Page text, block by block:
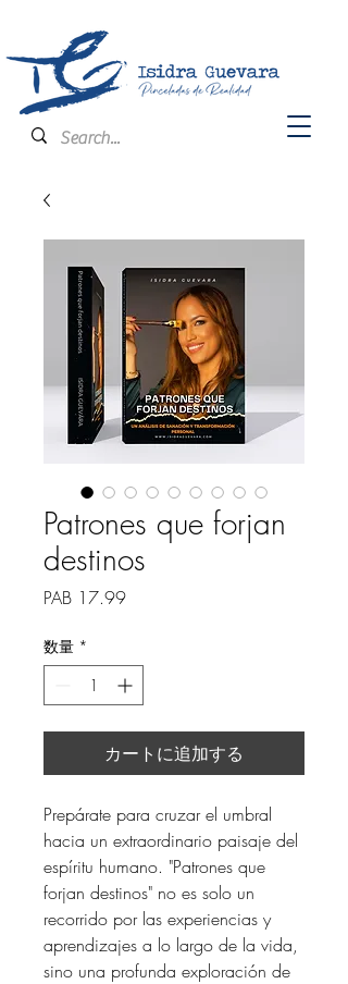
Patrones que forjan
destinos
PAB 17.99価
数量 *
カートに追加する
Prepárate para cruzar el umbral
hacia un extraordinario paisaje del
espíritu humano. "Patrones que
forjan destinos" no es solo un
recorrido por las experiencias y
aprendizajes a lo largo de la vida,
sino una profunda exploración de